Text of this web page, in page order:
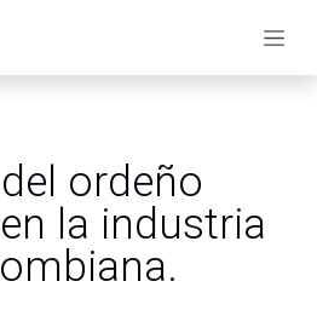
ordeño
la industria